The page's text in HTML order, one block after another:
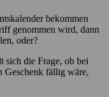
bekommen
genommen wird, dann
oder?
sich die Frage, ob bei
Geschenk fällig wäre,